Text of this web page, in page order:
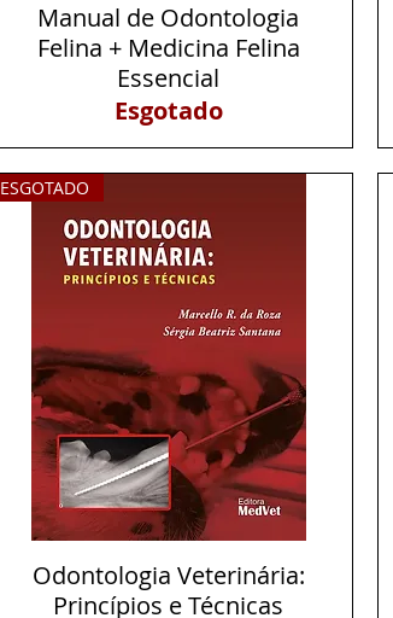
Visualização rápida
Manual de Odontologia
Felina + Medicina Felina
Essencial
Esgotado
Visualização rápida
ESGOTADO
Odontologia Veterinária:
Princípios e Técnicas